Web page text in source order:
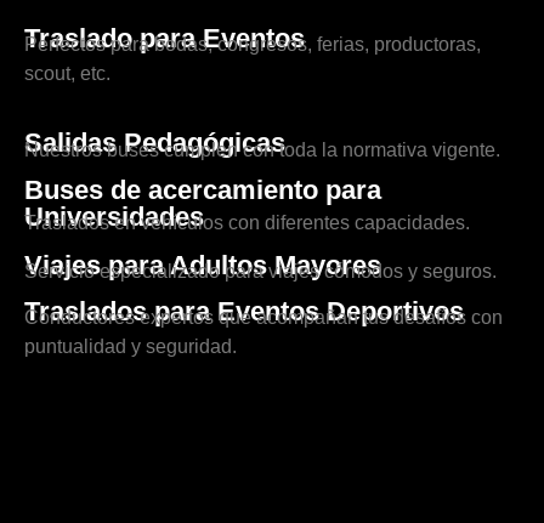
Traslado para Eventos
Perfectos para bodas, congresos, ferias, productoras,
scout, etc.
Salidas Pedagógicas
Nuestros buses cumplen con toda la normativa vigente.
Buses de acercamiento para
Universidades
Traslados en vehículos con diferentes capacidades.
Viajes para Adultos Mayores
Servicio especializado para viajes cómodos y seguros.
Traslados para Eventos Deportivos
Conductores expertos que acompañan tus desafíos con
puntualidad y seguridad.